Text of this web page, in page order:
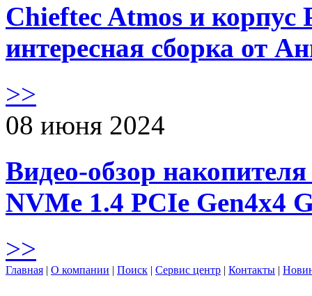
Chieftec Atmos и корпус
интересная сборка от
>>
08 июня 2024
Видео-обзор
NVMe 1.4 PCIe Gen4х4
>>
Главная | О компании | Поиск | Сервис центр | Контакты |